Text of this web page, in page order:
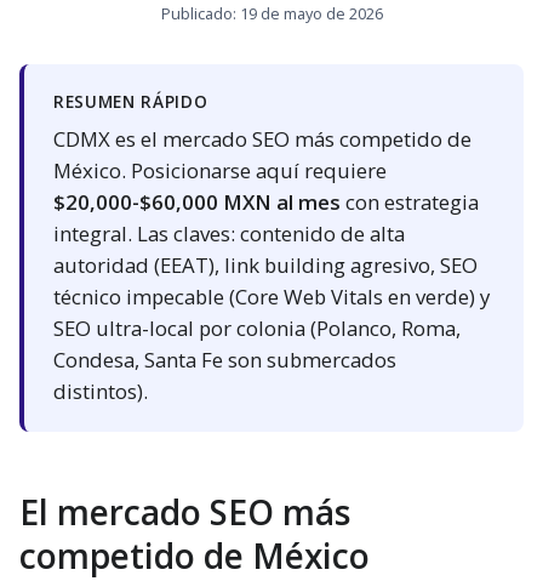
Publicado: 19 de mayo de 2026
RESUMEN RÁPIDO
CDMX es el mercado SEO más competido de
México. Posicionarse aquí requiere
$20,000-$60,000 MXN al mes con estrategia
integral. Las claves: contenido de alta
autoridad (EEAT), link building agresivo, SEO
técnico impecable (Core Web Vitals en verde) y
SEO ultra-local por colonia (Polanco, Roma,
Condesa, Santa Fe son submercados
distintos).
El mercado SEO más
competido de México